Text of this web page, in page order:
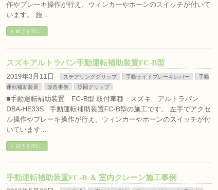
作やブレーキ操作が行え、ウィンカーやホーンのスイッチが付いて
います。 施 …
続きを読む
スズキアルトラパン手動運転補助装置FC-B型
2019年3月11日 ステアリンググリップ 手動サイドブレーキレバー
手動
運転補助装置
改造事例 旋回グリップ
■手動運転補助装置 FC-B型 取付車種：スズキ アルトラパン
DBA-HE33S 手動運転補助装置FC-B型の施工です。 左手でアクセ
ル操作やブレーキ操作が行え、ウィンカーやホーンのスイッチが付
いています …
続きを読む
手動運転補助装置FC-B ＆ 室内クレーン施工事例